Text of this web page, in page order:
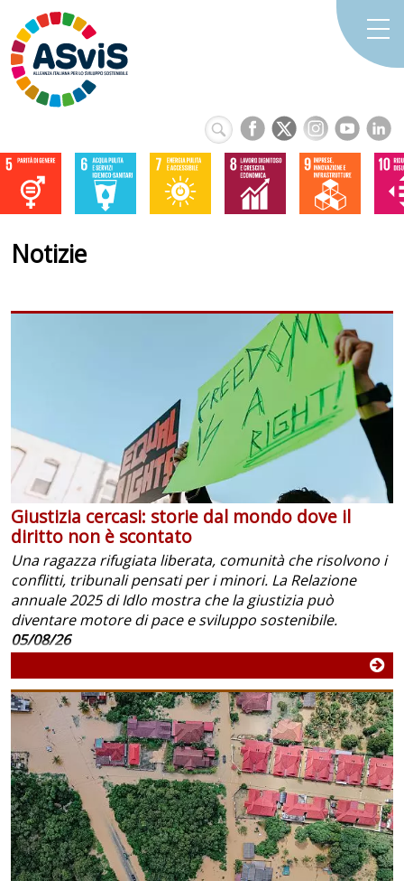
Notizie
Giustizia cercasi: storie dal mondo dove il
diritto non è scontato
Una ragazza rifugiata liberata, comunità che risolvono i
conflitti, tribunali pensati per i minori. La Relazione
annuale 2025 di Idlo mostra che la giustizia può
diventare motore di pace e sviluppo sostenibile.
05/08/26